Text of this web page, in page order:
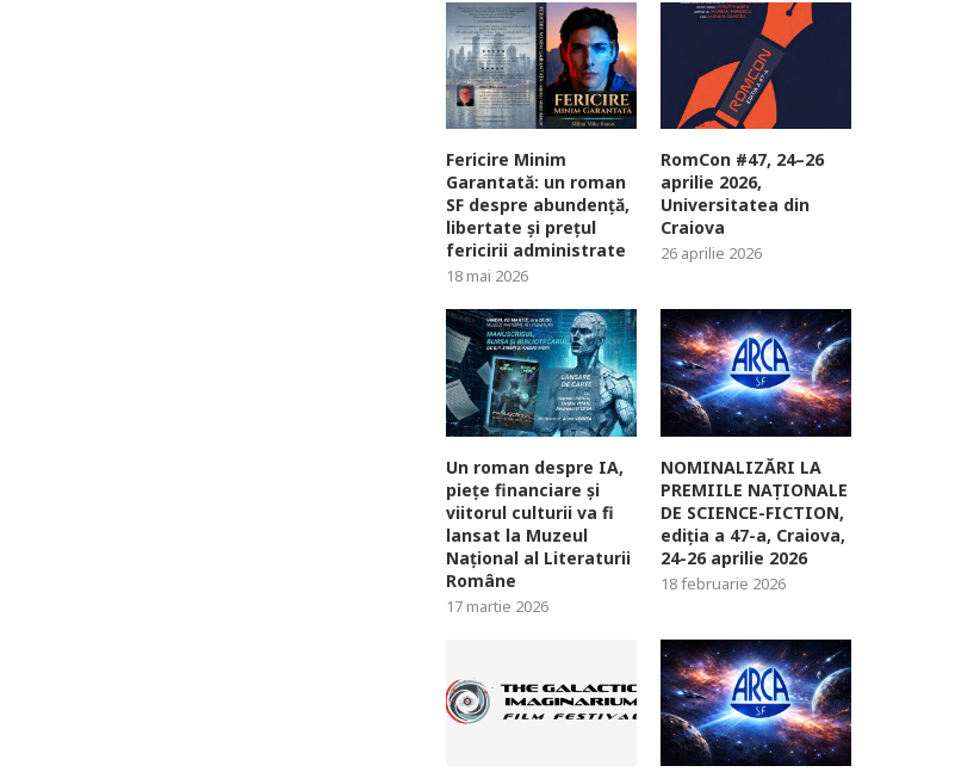
Fericire Minim
Garantată: un roman
SF despre abundență,
libertate și prețul
fericirii administrate
18 mai 2026
RomCon #47, 24–26
aprilie 2026,
Universitatea din
Craiova
26 aprilie 2026
Un roman despre IA,
piețe financiare și
viitorul culturii va fi
lansat la Muzeul
Național al Literaturii
Române
17 martie 2026
NOMINALIZĂRI LA
PREMIILE NAȚIONALE
DE SCIENCE-FICTION,
ediția a 47-a, Craiova,
24-26 aprilie 2026
18 februarie 2026